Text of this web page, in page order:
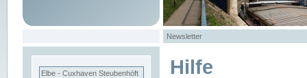
Newsletter
Elbe - Cuxhaven Steubenhöft Hilfe